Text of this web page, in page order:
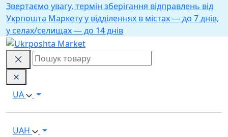
Звертаємо увагу, термін зберігання відправлень від
Укрпошта Маркету у відділеннях в містах — до 7 днів,
у селах/селищах — до 14 днів
UA
UAH